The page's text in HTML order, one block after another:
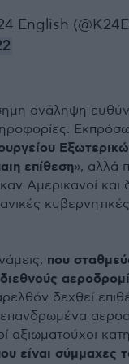
English
ανάληψη
επίθεση», αλλά
Αμερικανοί
που
δεχθεί
αξιωματούχοι
είναι σύμμαχες